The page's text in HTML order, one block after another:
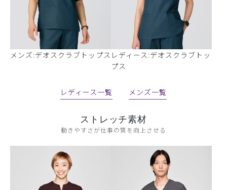
メンズ:デオスクラブトップス レディース:デオスクラブトッ
プス
レディース一覧 メンズ一覧
ストレッチ素材
動きやすさが仕事の質を向上させる